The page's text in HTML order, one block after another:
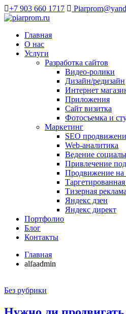
+7 903 660 1717
Главная
О нас
Услуги
Разработка сайтов
Видео-ролики
Дизайн/редизайн
Интернет
Приложения
Сайт визитка
Фотосъемка и
Маркетинг
SEO
Web-аналитика
Ведение
Привлечение
Продвижение на
Тизерная реклама
Яндекс дзен
Яндекс директ
Портфолио
Блог
Контакты
Главная
alfaadmin
Без рубрики